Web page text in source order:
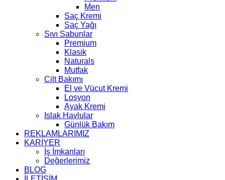
Men
Saç Kremi
Saç Yağı
Sıvı Sabunlar
Premium
Klasik
Naturals
Mutfak
Cilt Bakımı
El ve Vücut Kremi
Losyon
Ayak Kremi
Islak Havlular
Günlük Bakım
REKLAMLARIMIZ
KARİYER
İş İmkanları
Değerlerimiz
BLOG